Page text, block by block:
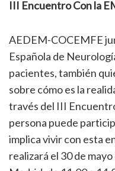
III Encuentro Con la
AEDEM-COCEMFE
Española de
pacientes, también
sobre cómo es la
través del III
persona puede
implica vivir con esta
realizará el 30 de